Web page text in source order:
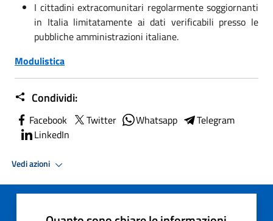
I cittadini extracomunitari regolarmente soggiornanti
in Italia limitatamente ai dati verificabili presso le
pubbliche amministrazioni italiane.
Modulistica
Condividi:
Facebook Twitter Whatsapp
Telegram
LinkedIn
Vedi azioni